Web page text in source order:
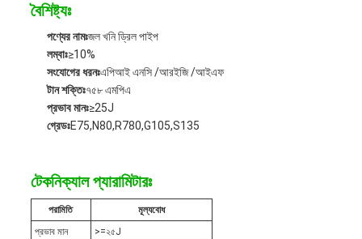
বৈশিষ্ট্যঃ
পণ্যের নামঃজল খনি ড্রিল পাইপ
লম্বাঃ≥10%
সংযোগের ধরনঃএপিআই এনসি /আরইজি /আইএফ
টান শক্তিঃ৭৫৮ এমপিএ
প্রভাব মানঃ≥25J
গ্রেডঃE75,N80,R780,G105,S135
টেকনিক্যাল প্যারামিটারঃ
পরামিতি
মূল্যবোধ
প্রভাব মান
>=২৫J